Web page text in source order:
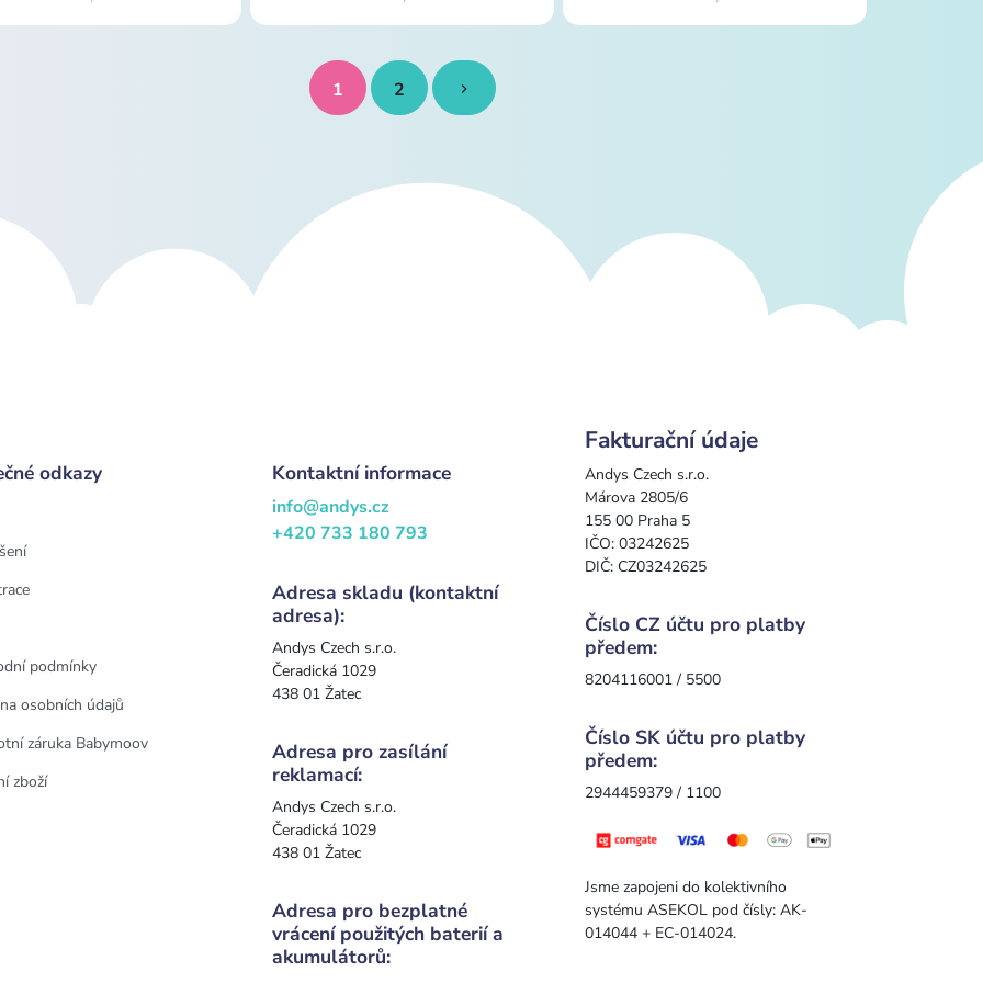
1 2
odkazy
podmínky
osobních údajů
záruka Babymoov
zboží
Kontaktní informace
info@andys.cz
+420 733 180 793
Adresa skladu (kontaktní
adresa):
Andys Czech s.r.o.
Čeradická 1029
438 01 Žatec
Adresa pro zasílání
reklamací:
Andys Czech s.r.o.
Čeradická 1029
438 01 Žatec
Adresa pro bezplatné
vrácení použitých baterií a
akumulátorů:
Fakturační údaje
Andys Czech s.r.o.
Márova 2805/6
155 00 Praha 5
IČO: 03242625
DIČ: CZ03242625
Číslo CZ účtu pro platby
předem:
8204116001 / 5500
Číslo SK účtu pro platby
předem:
2944459379 / 1100
Jsme zapojeni do kolektivního
systému ASEKOL pod čísly: AK-
014044 + EC-014024.